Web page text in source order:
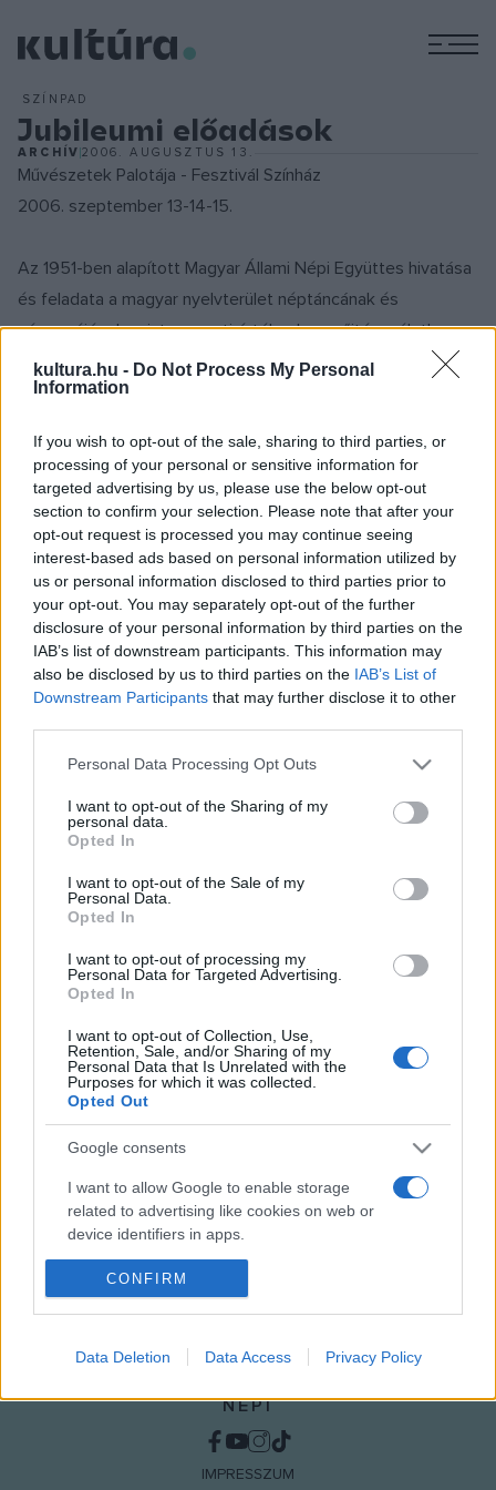
kultura.hu - Do Not Process My Personal
Information
If you wish to opt-out of the sale, sharing to third parties, or
processing of your personal or sensitive information for
targeted advertising by us, please use the below opt-out
section to confirm your selection. Please note that after your
opt-out request is processed you may continue seeing
interest-based ads based on personal information utilized by
us or personal information disclosed to third parties prior to
your opt-out. You may separately opt-out of the further
disclosure of your personal information by third parties on the
IAB’s list of downstream participants. This information may
also be disclosed by us to third parties on the IAB’s List of
Downstream Participants that may further disclose it to other
Please note that this website/app uses one or more Google
not limited to your visit or usage behaviour. You may click to
grant or deny consent to Google and its third-party tags to
use your data for below specified purposes in below Google
consent section.
Personal Data Processing Opt Outs
I want to opt-out of the Sharing of my
personal data.
Opted In
I want to opt-out of the Sale of my
Personal Data.
Opted In
I want to opt-out of processing my
Personal Data for Targeted Advertising.
Opted In
I want to opt-out of Collection, Use,
Retention, Sale, and/or Sharing of my
Personal Data that Is Unrelated with the
Purposes for which it was collected.
Opted Out
Google consents
I want to allow Google to enable storage
related to advertising like cookies on web or
device identifiers in apps.
I want to allow my user data to be sent to
Google for online advertising purposes.
I want to allow Google to send me
personalized advertising.
I want to allow Google to enable storage
related to analytics like cookies on web or
CONFIRM
Data Deletion Data Access Privacy Policy
SZÍNPAD
Jubileumi előadások
ARCHÍV2006. AUGUSZTUS 13.
Művészetek Palotája - Fesztivál Színház
2006. szeptember 13-14-15.
Az 1951-ben alapított Magyar Állami Népi Együttes hivatása
és feladata a magyar nyelvterület néptáncának és
népzenéjének, mint nemzeti értéknek a gyűjtése, életben
tartása, és színpadi formában való továbbadása.
kötődő valamennyi műfajt: a historikus zenét, az autentikus
népzenét és néptáncot, a dramatikus játékot, a
hagyományos elemekből építkező világzenét és
látványszínházat, valamint a táncház-mozgalom valamennyi
kortárs művészeti értékét.
Az együttes idén ünnepli fennállásának 55 évfordulóját. A
színpompás gazdag repertoár az együttest, a világ
legtöbbet utazó együtteseinek rangjára emelte: több mint
öt évtizedes fennállása alatt 4 világrész 44 országának
színpadain lépett fel és több mint 7,5 millió néző
elismerését vívta ki. Hazai székházában évi 100 előadást
tart, de rendszeres vendége a Nemzeti Táncszínháznak,
2006. szeptemberében a Művészetek Palotájában ünnepi
előadásokkall (Táncos magyarok, Pannon freskó, Földön
NÉPI
IMPRESSZUM